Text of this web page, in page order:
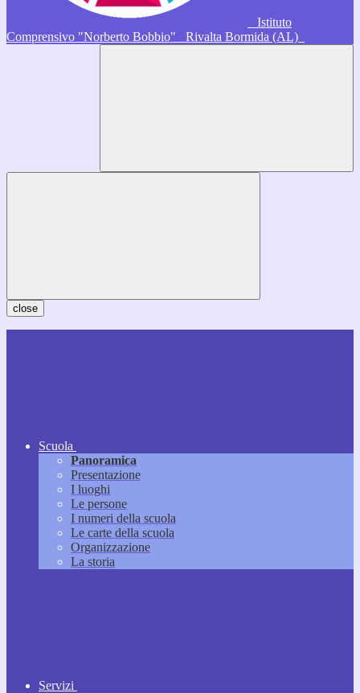
Istituto
Comprensivo "Norberto Bobbio"
Rivalta Bormida (AL)
close
Scuola
Panoramica
Presentazione
I luoghi
Le persone
I numeri della scuola
Le carte della scuola
Organizzazione
La storia
Servizi